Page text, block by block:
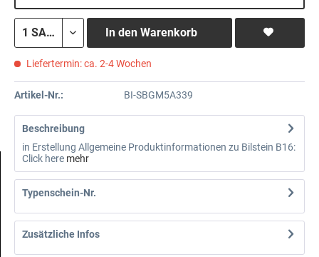
In den Warenkorb
Liefertermin: ca. 2-4 Wochen
Artikel-Nr.: BI-SBGM5A339
Beschreibung
in Erstellung Allgemeine Produktinformationen zu Bilstein B16:
Click here mehr
Typenschein-Nr.
Zusätzliche Infos